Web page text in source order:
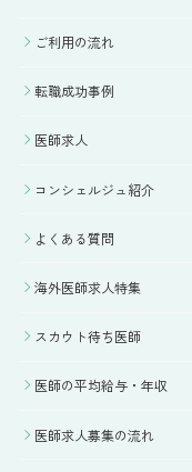
ご利用の流れ
転職成功事例
医師求人
コンシェルジュ紹介
よくある質問
海外医師求人特集
スカウト待ち医師
医師の平均給与・年収
医師求人募集の流れ